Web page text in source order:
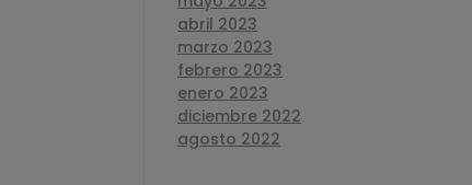
abril 2023
marzo 2023
febrero 2023
enero 2023
diciembre 2022
agosto 2022